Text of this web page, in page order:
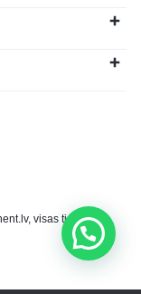
visas tiesības